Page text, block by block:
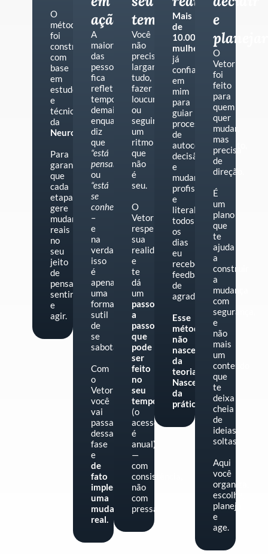
O
método
foi
construído
com
base
em
estudos
e
técnicas
da
Neurociência.
Para
garantir
que
cada
etapa
gere
mudanças
reais
no
seu
jeito
de
pensar,
sentir
e
agir.
ação
A
maioria
das
pessoas
fica
refletindo
tempo
demais,
enquanto
diz
que
“está
pensando”
ou
“está
se
conhecendo”
–
e
na
verdade
isso
é
apenas
uma
forma
sutil
de
se
sabotar.
Com
o
Vetor
você
vai
passar
dessa
fase
e
de
fato
implementar
uma
mudança
real.
tempo
Você
não
precisa
largar
tudo,
fazer
loucuras
ou
seguir
um
ritmo
que
não
é
seu.
O
Vetor
respeita
sua
realidade
e
te
dá
um
passo
a
passo
que
pode
ser
feito
no
seu
tempo
(o
acesso
é
anual)
—
com
consistência,
não
com
pressa.
Mais
de
10.000
mulheres
já
confiaram
em
mim
para
guiar
processos
de
autoconhecimento,
decisão
e
mudança
profissional,
e
literalmente
todos
os
dias
eu
recebo
feedbacks
de
agradecimento.
Esse
método
não
nasceu
da
teoria.
Nasceu
da
prática.
e
planejar
O
Vetor
foi
feito
para
quem
quer
mudar,
mas
precisa
de
direção.
É
um
plano
que
te
ajuda
a
construir
a
mudança
com
segurança,
e
não
mais
um
conteúdo
que
te
deixa
cheia
de
ideias
soltas.
Aqui
você
organiza,
escolhe,
planeja
e
age.